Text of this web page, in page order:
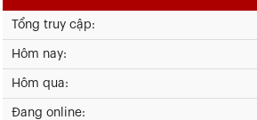
Tổng truy cập:
Hôm nay:
Hôm qua:
Đang online: